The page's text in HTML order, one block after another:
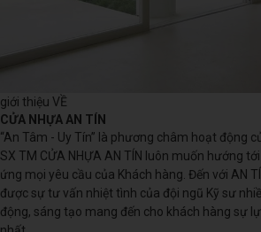
giới thiệu VỀ
CỬA NHỰA AN TÍN
“An Tâm - Uy Tín” là phương châm hoạt động
SX TM CỬA NHỰA AN TÍN luôn muốn hướng
ứng mọi yêu cầu của Khách hàng. Đến với AN
được sự tư vấn nhiệt tình của đội ngũ Kỹ sư
động, sáng tạo mang đến cho khách hàng sự